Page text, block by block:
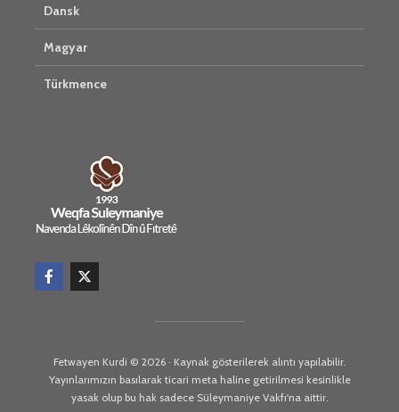
Dansk
Magyar
Türkmence
Fetwayen Kurdi © 2026 · Kaynak gösterilerek alıntı yapılabilir.
Yayınlarımızın basılarak ticari meta haline getirilmesi kesinlikle
yasak olup bu hak sadece Süleymaniye Vakfı'na aittir.